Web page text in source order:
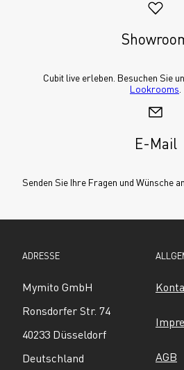
Cubit live erleben. Besuchen Sie
Lookrooms
E-Mail
Senden Sie Ihre Fragen und Wünsche an
ADRESSE
Mymito GmbH
Ronsdorfer Str. 74
40233 Düsseldorf
Deutschland
AGB